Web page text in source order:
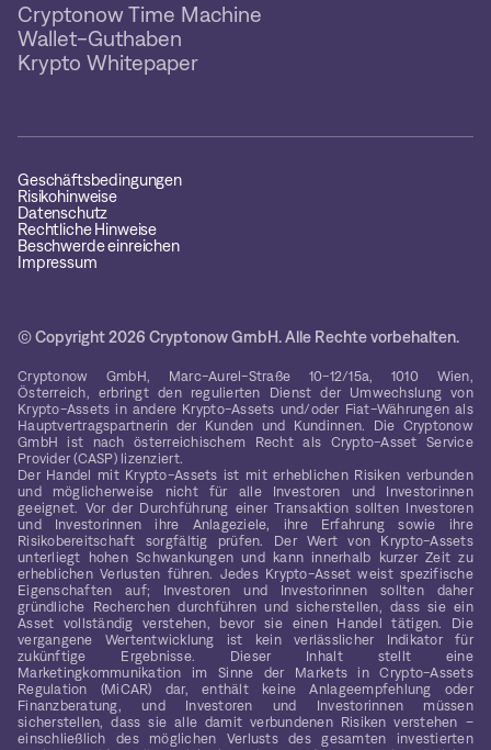
Cryptonow Time Machine
Wallet-Guthaben
Krypto Whitepaper
Geschäftsbedingungen
Risikohinweise
Datenschutz
Rechtliche Hinweise
Beschwerde einreichen
Impressum
© Copyright 2026 Cryptonow GmbH. Alle Rechte vorbehalten.
Cryptonow GmbH, Marc-Aurel-Straße 10-12/15a, 1010 Wien,
Österreich, erbringt den regulierten Dienst der Umwechslung von
Krypto-Assets in andere Krypto-Assets und/oder Fiat-Währungen als
Hauptvertragspartnerin der Kunden und Kundinnen. Die Cryptonow
GmbH ist nach österreichischem Recht als Crypto-Asset Service
Provider (CASP) lizenziert.
Der Handel mit Krypto-Assets ist mit erheblichen Risiken verbunden
und möglicherweise nicht für alle Investoren und Investorinnen
geeignet. Vor der Durchführung einer Transaktion sollten Investoren
und Investorinnen ihre Anlageziele, ihre Erfahrung sowie ihre
Risikobereitschaft sorgfältig prüfen. Der Wert von Krypto-Assets
unterliegt hohen Schwankungen und kann innerhalb kurzer Zeit zu
erheblichen Verlusten führen. Jedes Krypto-Asset weist spezifische
Eigenschaften auf; Investoren und Investorinnen sollten daher
gründliche Recherchen durchführen und sicherstellen, dass sie ein
Asset vollständig verstehen, bevor sie einen Handel tätigen. Die
vergangene Wertentwicklung ist kein verlässlicher Indikator für
zukünftige Ergebnisse. Dieser Inhalt stellt eine
Marketingkommunikation im Sinne der Markets in Crypto-Assets
Regulation (MiCAR) dar, enthält keine Anlageempfehlung oder
Finanzberatung, und Investoren und Investorinnen müssen
sicherstellen, dass sie alle damit verbundenen Risiken verstehen –
einschließlich des möglichen Verlusts des gesamten investierten